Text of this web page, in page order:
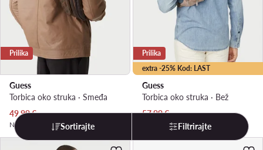
Prilika
Guess
Torbica oko struka · Smeđa
Trenutna cijena
49,99€
Najniža cijena 54,99 €
extra -25% Kod: LAST
Prilika
Guess
Torbica oko struka · Bež
Trenutna cijena
57,99€
Najniža cijena62,99 €
Sortirajte Filtrirajte